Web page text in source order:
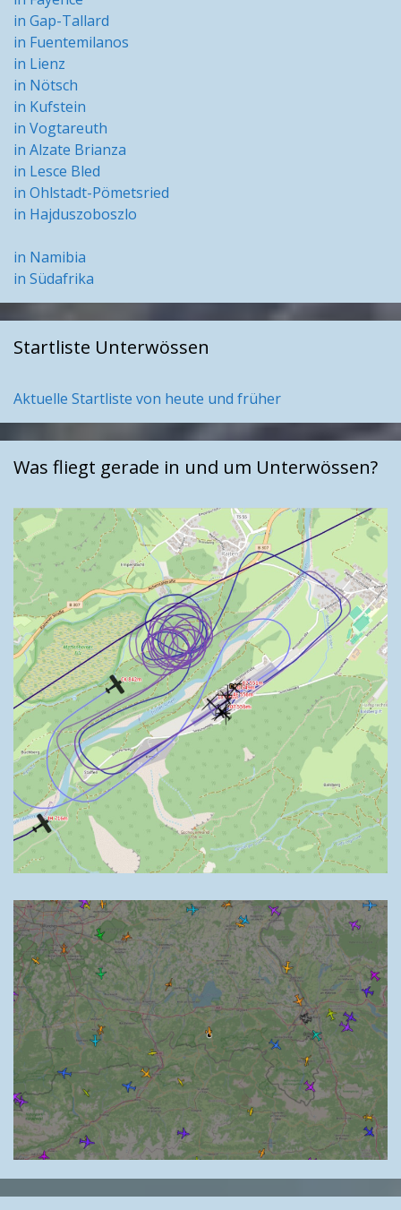
in Gap-Tallard
in Fuentemilanos
in Lienz
in Nötsch
in Kufstein
in Vogtareuth
in Alzate Brianza
in Lesce Bled
in Ohlstadt-Pömetsried
in Hajduszoboszlo
in Namibia
in Südafrika
Startliste Unterwössen
Aktuelle Startliste von heute und früher
Was fliegt gerade in und um Unterwössen?